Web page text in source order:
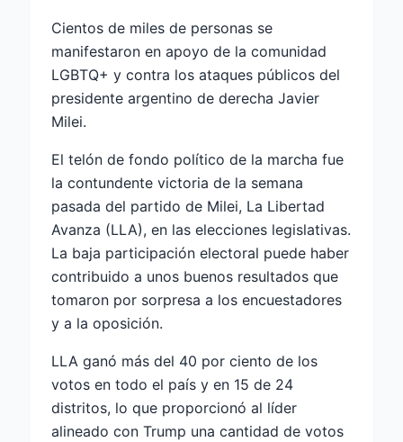
Cientos de miles de personas se
manifestaron en apoyo de la comunidad
LGBTQ+ y contra los ataques públicos del
presidente argentino de derecha Javier
Milei.
El telón de fondo político de la marcha fue
la contundente victoria de la semana
pasada del partido de Milei, La Libertad
Avanza (LLA), en las elecciones legislativas.
La baja participación electoral puede haber
contribuido a unos buenos resultados que
tomaron por sorpresa a los encuestadores
y a la oposición.
LLA ganó más del 40 por ciento de los
votos en todo el país y en 15 de 24
distritos, lo que proporcionó al líder
alineado con Trump una cantidad de votos